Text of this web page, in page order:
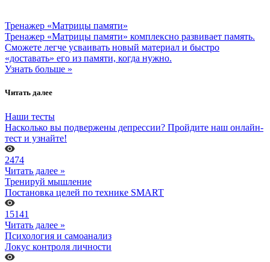
Тренажер «Матрицы памяти»
Тренажер «Матрицы памяти» комплексно развивает память.
Сможете легче усваивать новый материал и быстро
«доставать» его из памяти, когда нужно.
Узнать больше »
Читать далее
Наши тесты
Насколько вы подвержены депрессии? Пройдите наш онлайн-
тест и узнайте!
2474
Читать далее »
Тренируй мышление
Постановка целей по технике SMART
15141
Читать далее »
Психология и самоанализ
Локус контроля личности